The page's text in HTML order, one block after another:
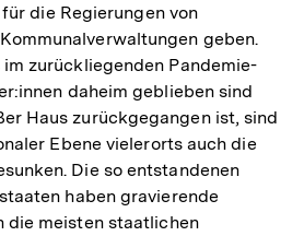
die Regierungen von
geben.
zurückliegenden Pandemie-
daheim geblieben sind
Haus zurückgegangen ist, sind
Ebene vielerorts auch die
Die so entstandenen
haben gravierende
die meisten staatlichen